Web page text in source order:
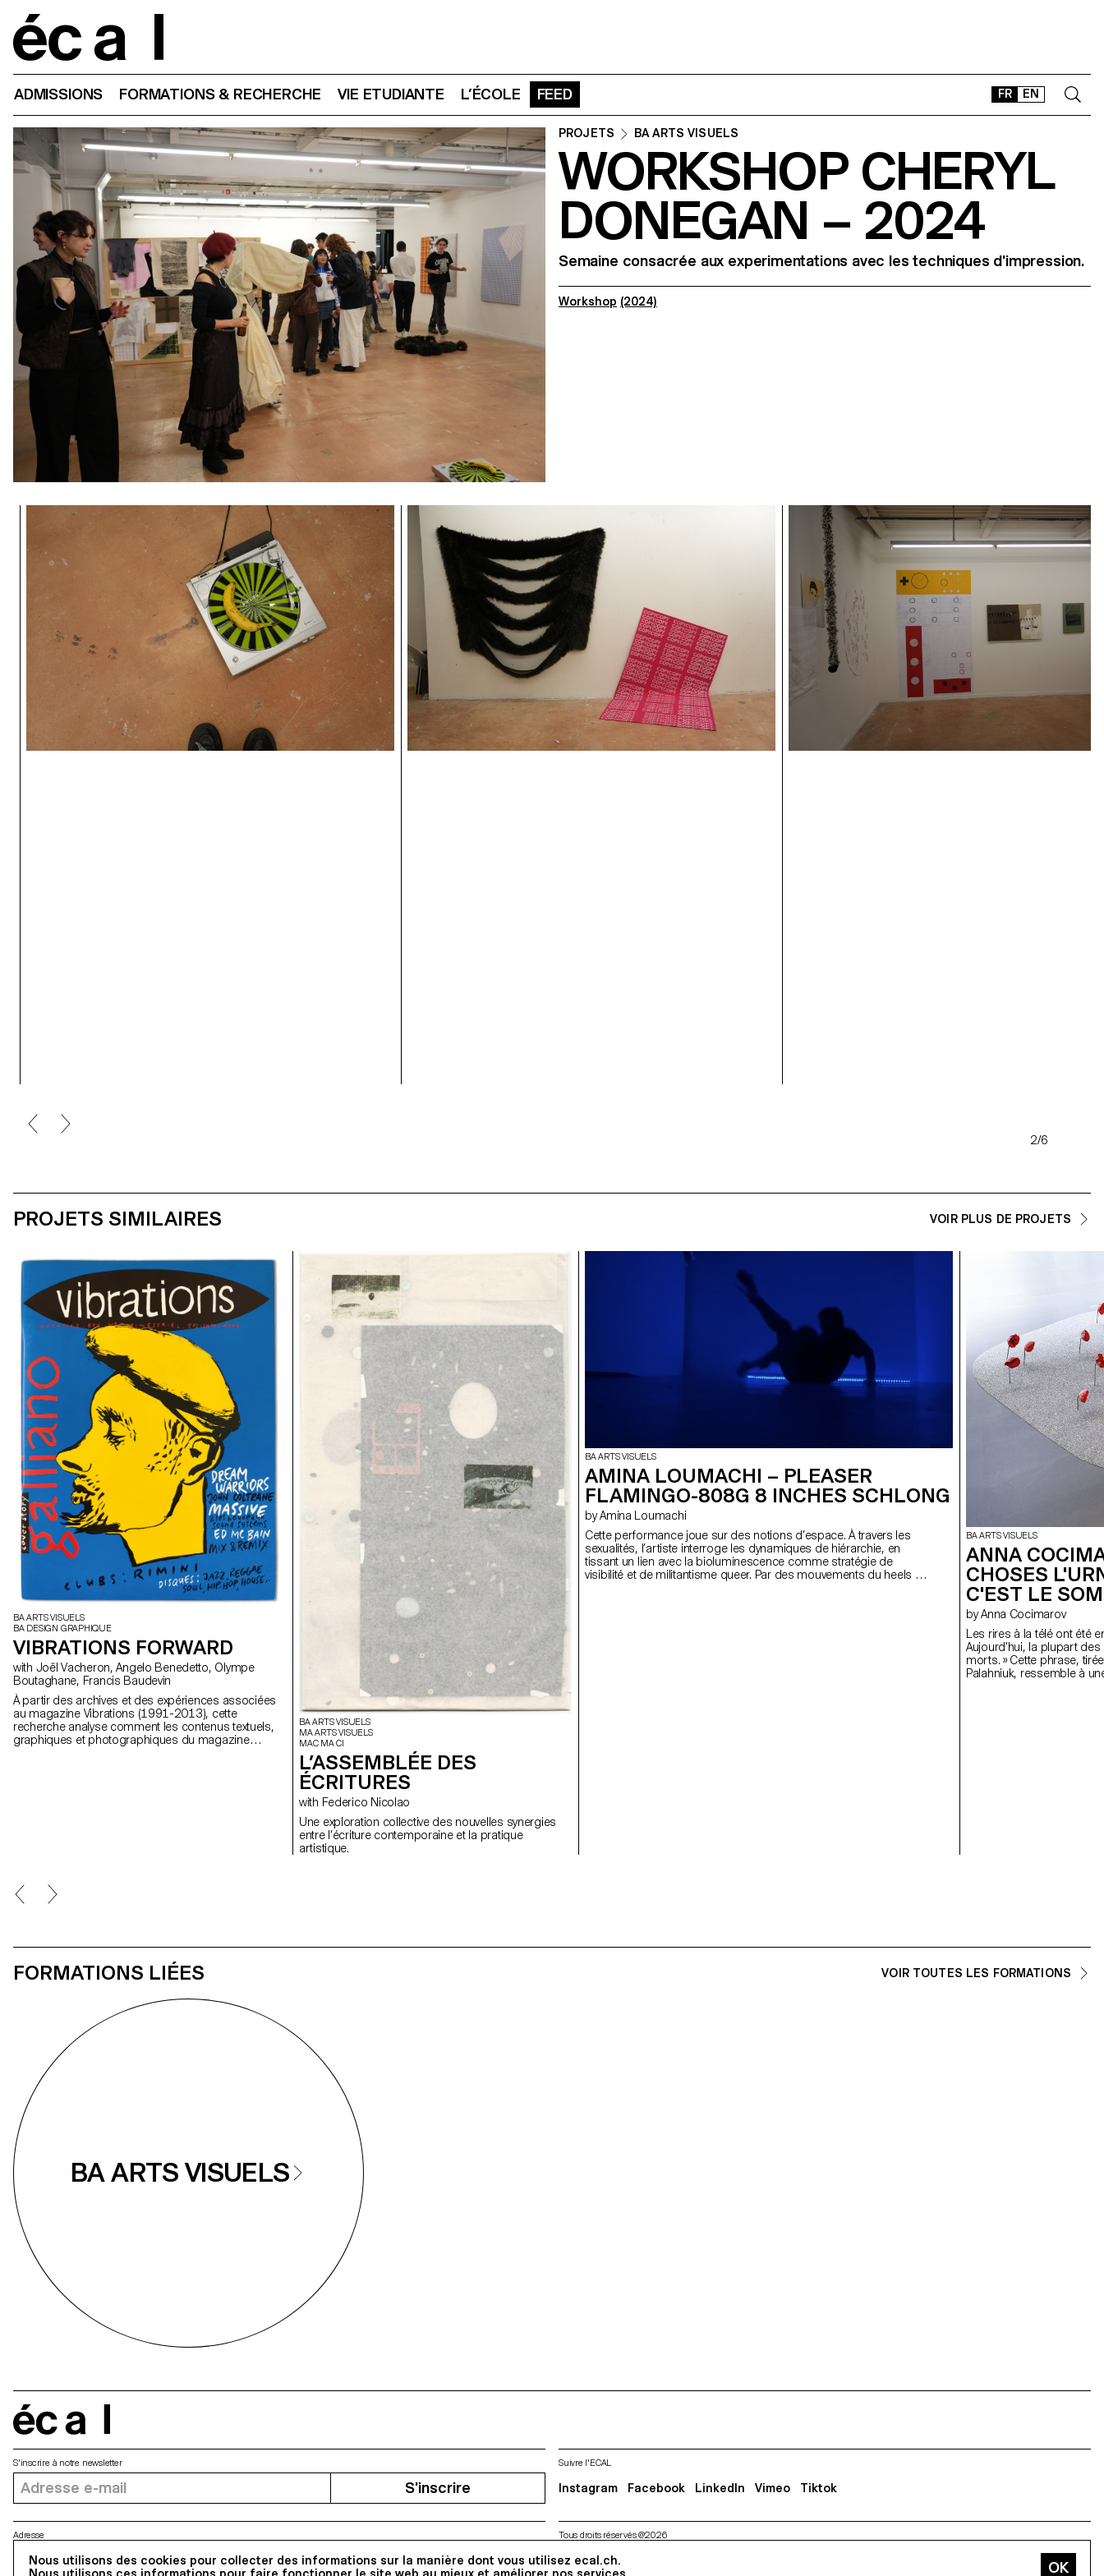
FR EN
ADMISSIONS FORMATIONS & RECHERCHE VIE ETUDIANTE L’ÉCOLE FEED
CONTACT
SHOP
TYPEFACES
OFFLINE-ONLINE
Instagram
Facebook
LinkedIn
Vimeo
PROJETS BA ARTS VISUELS
WORKSHOP CHERYL
DONEGAN – 2024
Semaine consacrée aux experimentations avec les techniques d'impression.
Workshop (2024)
2/6
PROJETS SIMILAIRES VOIR PLUS DE PROJETS
BA ARTS VISUELS
BA DESIGN GRAPHIQUE
VIBRATIONS FORWARD
with Joël Vacheron, Angelo Benedetto, Olympe
Boutaghane, Francis Baudevin
À partir des archives et des expériences associées
au magazine Vibrations (1991-2013), cette
recherche analyse comment les contenus textuels,
graphiques et photographiques du magazine
BA ARTS VISUELS
MA ARTS VISUELS
MAC MA CI
L’ASSEMBLÉE DES
ÉCRITURES
with Federico Nicolao
Une exploration collective des nouvelles synergies
entre l’écriture contemporaine et la pratique
artistique.
BA ARTS VISUELS
AMINA LOUMACHI – PLEASER
FLAMINGO-808G 8 INCHES SCHLONG
by Amina Loumachi
Cette performance joue sur des notions d’espace. À travers les
sexualités, l’artiste interroge les dynamiques de hiérarchie, en
tissant un lien avec la bioluminescence comme stratégie de
visibilité et de militantisme queer. Par des mouvements du heels et
BA ARTS VISUELS
ANNA
CHOSES
C'EST LE
by Anna Cocimarov
Les rires à la télé ont été
Aujourd’hui, la plupart
morts. » Cette phrase,
Palahniuk, ressemble à
FORMATIONS LIÉES VOIR TOUTES LES FORMATIONS
BA ARTS VISUELS
Nous utilisons des cookies pour collecter des informations sur la manière dont vous utilisez ecal.ch.
Adresse
5, avenue du Temple, CH-1020 Renens
S'inscrire à notre newsletter
S'inscrire
Suivre l'ECAL
Instagram Facebook LinkedIn Vimeo Tiktok
Tous droits réservés @2026
Contact Impressum